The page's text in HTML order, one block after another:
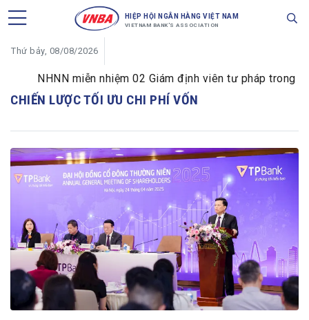
HIỆP HỘI NGÂN HÀNG VIỆT NAM
VIETNAM BANK'S ASSOCIATION
Thứ bảy, 08/08/2026
NHNN miễn nhiệm 02 Giám định viên tư pháp trong
CHIẾN LƯỢC TỐI ƯU CHI PHÍ VỐN